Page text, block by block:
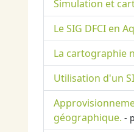
Simulation et
Le SIG DFCI en
La cartographie
Utilisation d'un
géographique. -